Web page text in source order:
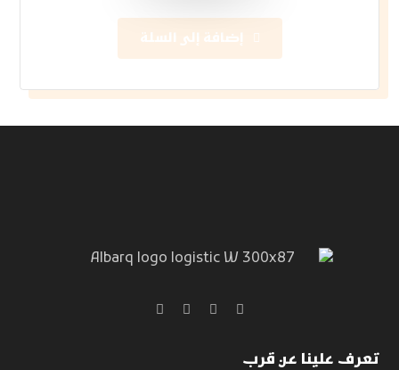
إضافة إلى السلة
تعرف علينا عن قرب